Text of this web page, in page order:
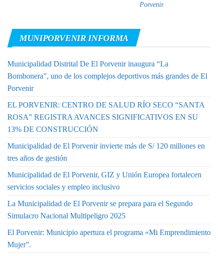
Porvenir.
MUNIPORVENIR INFORMA
Municipalidad Distrital De El Porvenir inaugura “La
Bombonera”, uno de los complejos deportivos más grandes de El
Porvenir
EL PORVENIR: CENTRO DE SALUD RÍO SECO “SANTA
ROSA” REGISTRA AVANCES SIGNIFICATIVOS EN SU
13% DE CONSTRUCCIÓN
Municipalidad de El Porvenir invierte más de S/ 120 millones en
tres años de gestión
Municipalidad de El Porvenir, GIZ y Unión Europea fortalecen
servicios sociales y empleo inclusivo
La Municipalidad de El Porvenir se prepara para el Segundo
Simulacro Nacional Multipeligro 2025
El Porvenir: Municipio apertura el programa «Mi Emprendimiento
Mujer”.